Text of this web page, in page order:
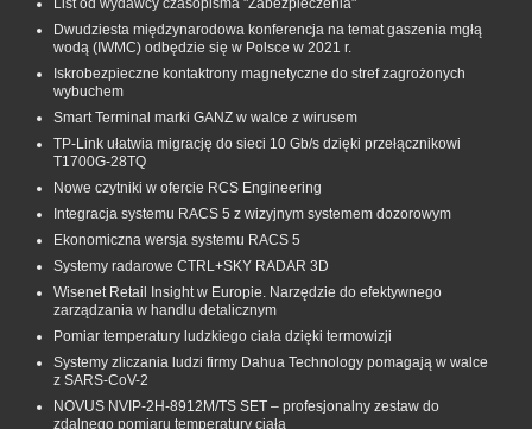
List od wydawcy czasopisma "Zabezpieczenia"
Dwudziesta międzynarodowa konferencja na temat gaszenia mgłą
wodą (IWMC) odbędzie się w Polsce w 2021 r.
Iskrobezpieczne kontaktrony magnetyczne do stref zagrożonych
wybuchem
Smart Terminal marki GANZ w walce z wirusem
TP-Link ułatwia migrację do sieci 10 Gb/s dzięki przełącznikowi
T1700G‑28TQ
Nowe czytniki w ofercie RCS Engineering
Integracja systemu RACS 5 z wizyjnym systemem dozorowym
Ekonomiczna wersja systemu RACS 5
Systemy radarowe CTRL+SKY RADAR 3D
Wisenet Retail Insight w Europie. Narzędzie do efektywnego
zarządzania w handlu detalicznym
Pomiar temperatury ludzkiego ciała dzięki termowizji
Systemy zliczania ludzi firmy Dahua Technology pomagają w walce
z SARS-CoV-2
NOVUS NVIP-2H-8912M/TS SET – profesjonalny zestaw do
zdalnego pomiaru temperatury ciała